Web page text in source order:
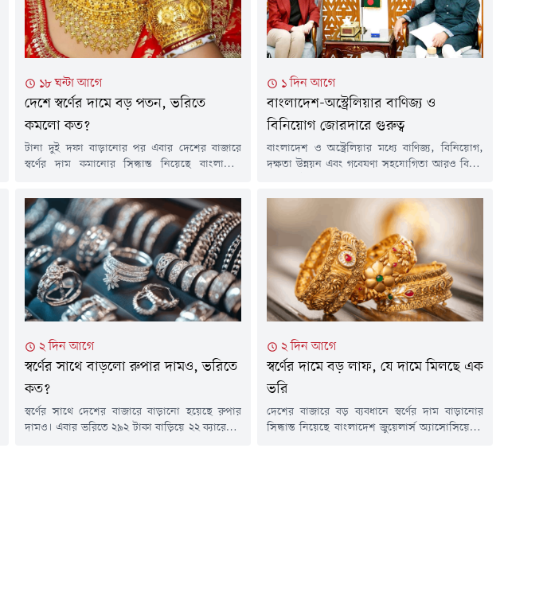
১৮ ঘন্টা আগে
দেশে স্বর্ণের দামে বড় পতন, ভরিতে
কমলো কত?
টানা দুই দফা বাড়ানোর পর এবার দেশের বাজারে
স্বর্ণের দাম কমানোর সিদ্ধান্ত নিয়েছে বাংলাদেশ
হাজার ২৬৬ টাকা কমিয়ে ভ্যাটসহ ২২ ক্যারেটের এক
ভরি স্বর্ণের দাম ২ লাখ ২৯ হাজার ৬৬৪ টাকা নির্ধারণ
করেছে সংগঠনটি।শুক্রবার (৭ আগস্ট) সকালে এক
বিজ্ঞপ্তিতে এ তথ্য জানিয়েছে বাজুস। নতুন...
১ দিন আগে
বাংলাদেশ-অস্ট্রেলিয়ার বাণিজ্য ও
বিনিয়োগ জোরদারে গুরুত্ব
বাংলাদেশ ও অস্ট্রেলিয়ার মধ্যে বাণিজ্য, বিনিয়োগ,
দক্ষতা উন্নয়ন এবং গবেষণা সহযোগিতা আরও বিস্তৃত
করেছেন বাণিজ্যমন্ত্রী খন্দকার আব্দুল মুক্তাদির এবং
বাংলাদেশে নিযুক্ত অস্ট্রেলিয়ার হাইকমিশনার সুসান
রাইল।বৃহস্পতিবার (৬ আগস্ট) সচিবালয়ে বাণিজ্য
মন্ত্রণালয়ে অনুষ্ঠিত এক বৈঠকে দুই দেশের অর্থনৈতিক
সম্পর্ক আরও গভীর করার লক্ষ্যে বাণিজ্য আলোচনা,
সক্ষমতা...
২ দিন আগে
স্বর্ণের সাথে বাড়লো রুপার দামও, ভরিতে
কত?
স্বর্ণের সাথে দেশের বাজারে বাড়ানো হয়েছে রুপার
দামও। এবার ভরিতে ২৯২ টাকা বাড়িয়ে ২২ ক্যারেটের
২ দিন আগে
স্বর্ণের দামে বড় লাফ, যে দামে মিলছে এক
ভরি
দেশের বাজারে বড় ব্যবধানে স্বর্ণের দাম বাড়ানোর
সিদ্ধান্ত নিয়েছে বাংলাদেশ জুয়েলার্স অ্যাসোসিয়েশন